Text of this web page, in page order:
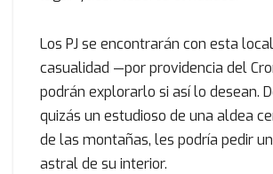
Los PJ se encontrarán con esta
casualidad —por providencia del
podrán explorarlo si así lo desean.
quizás un estudioso de una aldea
de las montañas, les podría pedir
astral de su interior.